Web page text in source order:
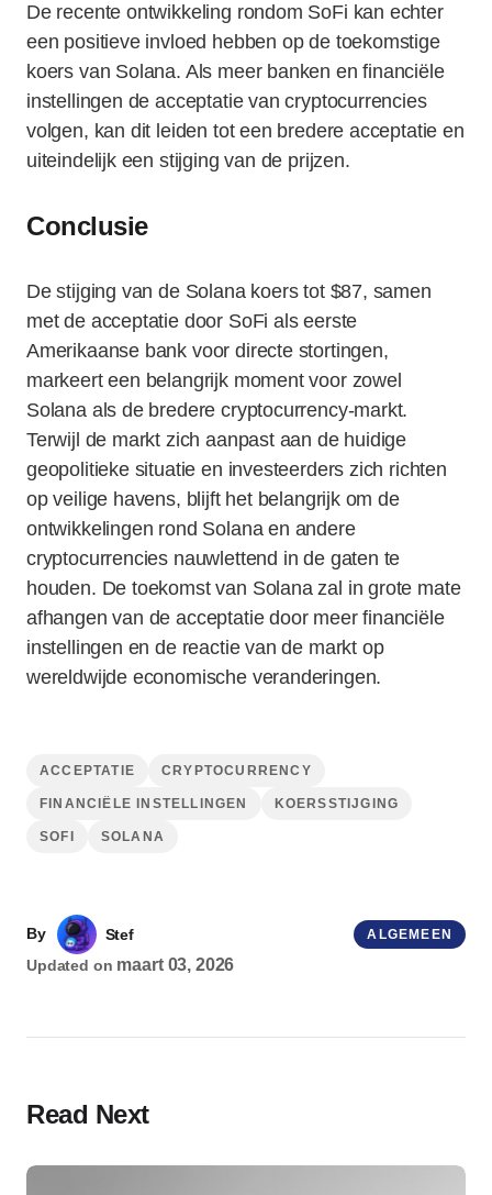
De recente ontwikkeling rondom SoFi kan echter
een positieve invloed hebben op de toekomstige
koers van Solana. Als meer banken en financiële
instellingen de acceptatie van cryptocurrencies
volgen, kan dit leiden tot een bredere acceptatie en
uiteindelijk een stijging van de prijzen.
Conclusie
De stijging van de Solana koers tot $87, samen
met de acceptatie door SoFi als eerste
Amerikaanse bank voor directe stortingen,
markeert een belangrijk moment voor zowel
Solana als de bredere cryptocurrency-markt.
Terwijl de markt zich aanpast aan de huidige
geopolitieke situatie en investeerders zich richten
op veilige havens, blijft het belangrijk om de
ontwikkelingen rond Solana en andere
cryptocurrencies nauwlettend in de gaten te
houden. De toekomst van Solana zal in grote mate
afhangen van de acceptatie door meer financiële
instellingen en de reactie van de markt op
wereldwijde economische veranderingen.
ACCEPTATIE CRYPTOCURRENCY
FINANCIËLE INSTELLINGEN KOERSSTIJGING
SOFI SOLANA
By
Stef
Updated on maart 03, 2026
ALGEMEEN
Read Next